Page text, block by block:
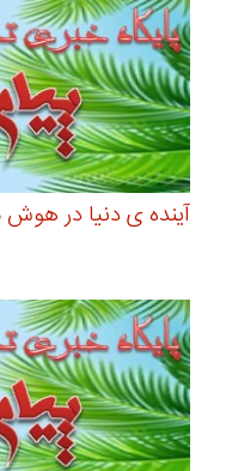
آینده ی دنیا در